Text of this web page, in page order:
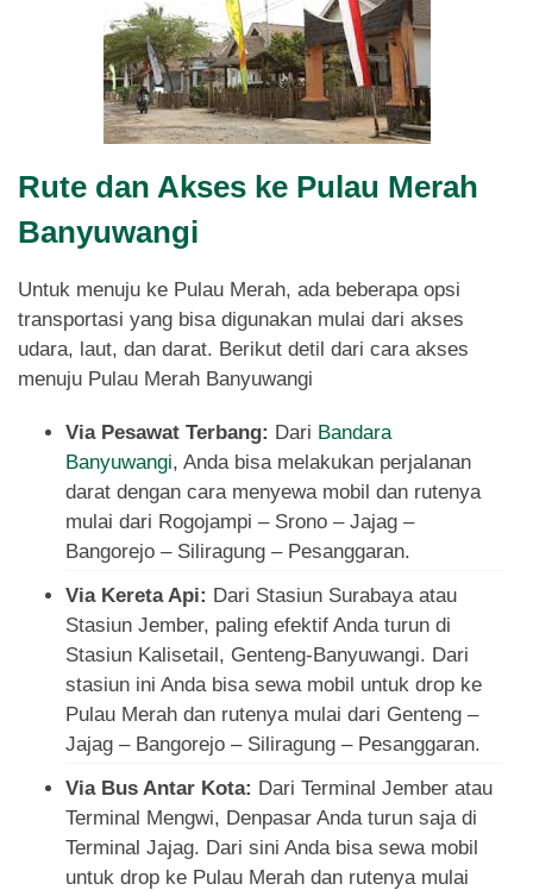
Rute dan Akses ke Pulau Merah
Banyuwangi
Untuk menuju ke Pulau Merah, ada beberapa opsi
transportasi yang bisa digunakan mulai dari akses
udara, laut, dan darat. Berikut detil dari cara akses
menuju Pulau Merah Banyuwangi
Via Pesawat Terbang: Dari Bandara
Banyuwangi, Anda bisa melakukan perjalanan
darat dengan cara menyewa mobil dan rutenya
mulai dari Rogojampi – Srono – Jajag –
Bangorejo – Siliragung – Pesanggaran.
Via Kereta Api: Dari Stasiun Surabaya atau
Stasiun Jember, paling efektif Anda turun di
Stasiun Kalisetail, Genteng-Banyuwangi. Dari
stasiun ini Anda bisa sewa mobil untuk drop ke
Pulau Merah dan rutenya mulai dari Genteng –
Jajag – Bangorejo – Siliragung – Pesanggaran.
Via Bus Antar Kota: Dari Terminal Jember atau
Terminal Mengwi, Denpasar Anda turun saja di
Terminal Jajag. Dari sini Anda bisa sewa mobil
untuk drop ke Pulau Merah dan rutenya mulai